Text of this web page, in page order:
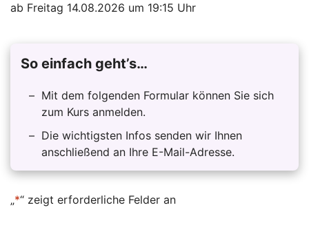
ab Freitag 14.08.2026 um 19:15 Uhr
So einfach geht’s…
Mit dem folgenden Formular können Sie sich
zum Kurs anmelden.
Die wichtigsten Infos senden wir Ihnen
anschließend an Ihre E-Mail-Adresse.
„*“ zeigt erforderliche Felder an